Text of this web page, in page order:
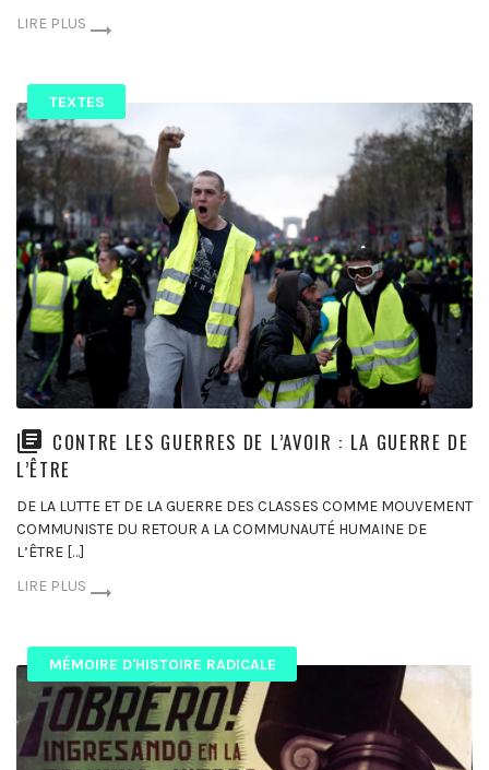
LIRE PLUS
TEXTES
CONTRE LES GUERRES DE L’AVOIR : LA GUERRE DE
L’ÊTRE
DE LA LUTTE ET DE LA GUERRE DES CLASSES COMME MOUVEMENT
COMMUNISTE DU RETOUR A LA COMMUNAUTÉ HUMAINE DE
L’ÊTRE […]
LIRE PLUS
MÉMOIRE D'HISTOIRE RADICALE